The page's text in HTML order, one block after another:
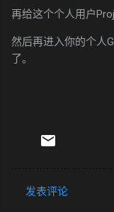
再给这个个人用户
然后再进入你的个人
了。
发表评论